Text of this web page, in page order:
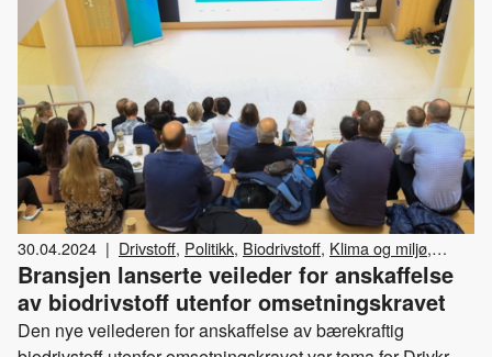
30.04.2024 | Drivstoff, Politikk, Biodrivstoff, Klima og miljø,
Drivkraft Norge,Arrangementer
Bransjen lanserte veileder for anskaffelse
av biodrivstoff utenfor omsetningskravet
Den nye veilederen for anskaffelse av bærekraftig